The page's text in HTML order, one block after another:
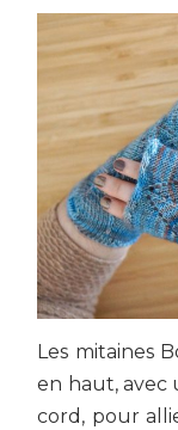
Les mitaines
en haut, avec
cord, pour